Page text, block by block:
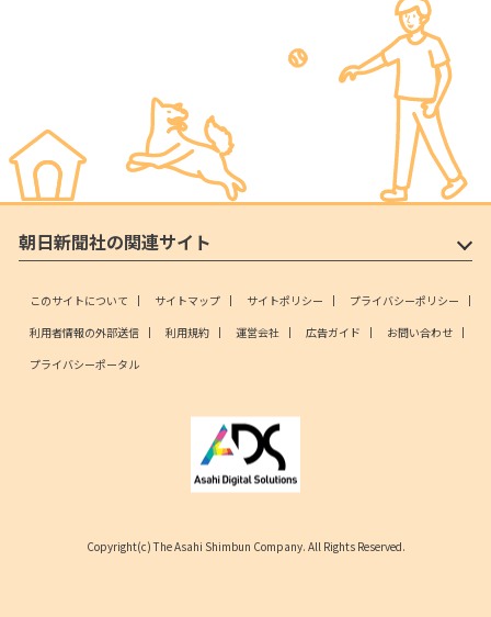
朝日新聞社の関連サイト
このサイトについて サイトマップ サイトポリシー
プライバシーポリシー
利用者情報の外部送信
利用規約 運営会社 広告ガイド
お問い合わせ
プライバシーポータル
Copyright(c) The Asahi Shimbun Company. All Rights Reserved.